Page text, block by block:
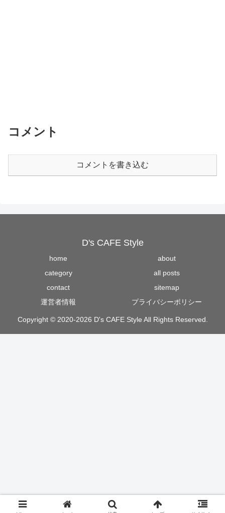
コメント
コメントを書き込む
D's CAFE Style
home
about
category
all posts
contact
sitemap
運営者情報
プライバシーポリシー
Copyright © 2020-2026 D's CAFE Style All Rights Reserved.